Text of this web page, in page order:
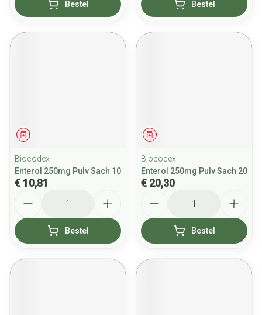
Bestel Bestel
Geneesmiddel
Biocodex
Enterol 250mg Pulv Sach 10
€ 10,81
Bestel
Geneesmiddel
Biocodex
Enterol 250mg Pulv Sach 20
€ 20,30
Bestel